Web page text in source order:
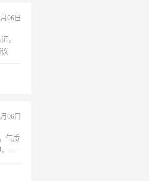
06日
，
06日
气质
有